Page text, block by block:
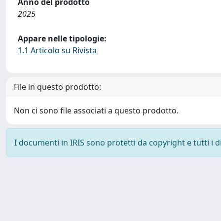
2025
Appare nelle tipologie:
1.1 Articolo su Rivista
File in questo prodotto:
Non ci sono file associati a questo prodotto.
I documenti in IRIS sono protetti da copyright e tutti i